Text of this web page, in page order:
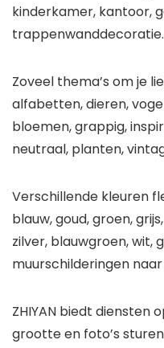
kinderkamer, kantoor,
trappenwanddecoratie.
Zoveel thema’s om je
alfabetten, dieren,
bloemen, grappig,
neutraal, planten,
Verschillende kleuren
blauw, goud, groen,
zilver, blauwgroen, wit,
muurschilderingen naar
ZHIYAN biedt diensten
grootte en foto’s